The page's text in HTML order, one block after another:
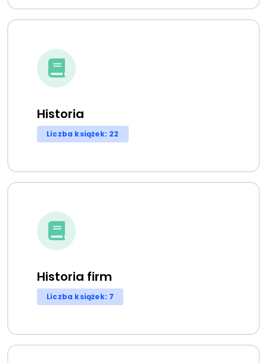
Historia
Liczba książek: 22
Historia firm
Liczba książek: 7